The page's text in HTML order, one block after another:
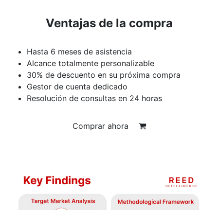
Ventajas de la compra
Hasta 6 meses de asistencia
Alcance totalmente personalizable
30% de descuento en su próxima compra
Gestor de cuenta dedicado
Resolución de consultas en 24 horas
Comprar ahora